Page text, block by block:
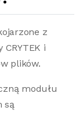
z
i
plików.
modułu
są